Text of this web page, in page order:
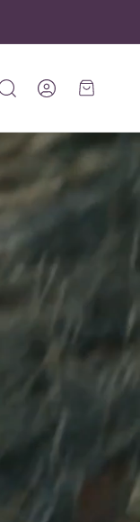
EinloggenWarenkorb